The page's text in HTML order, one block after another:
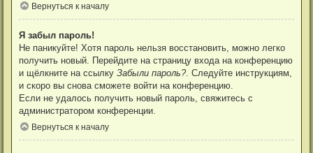
Вернуться к началу
Я забыл пароль!
Не паникуйте! Хотя пароль нельзя восстановить, можно легко
получить новый. Перейдите на страницу входа на конференцию
и щёлкните на ссылку Забыли пароль?. Следуйте инструкциям,
и скоро вы снова сможете войти на конференцию.
Если не удалось получить новый пароль, свяжитесь с
администратором конференции.
Вернуться к началу